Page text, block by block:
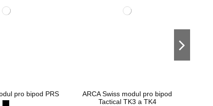
pro bipod PRS
ARCA Swiss modul pro bipod
Tactical TK3 a TK4